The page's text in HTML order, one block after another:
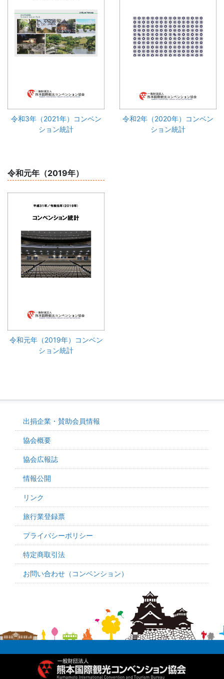
令和3年（2021年）コンベン
ション統計
令和2年（2020年）コンベン
ション統計
令和元年（2019年）
令和元年（2019年）コンベン
ション統計
出捐企業・賛助会員情報
協会概要
協会広報誌
情報公開
リンク
旅行業登録票
プライバシーポリシー
特定商取引法
お問い合わせ（コンベンション）